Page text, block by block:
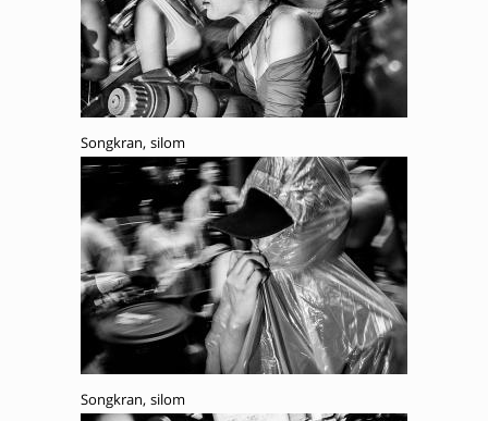
Songkran, silom
Songkran, silom